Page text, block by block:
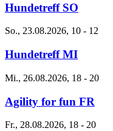
Hundetreff SO
So., 23.08.2026, 10 - 12
Hundetreff MI
Mi., 26.08.2026, 18 - 20
Agility for fun FR
Fr., 28.08.2026, 18 - 20